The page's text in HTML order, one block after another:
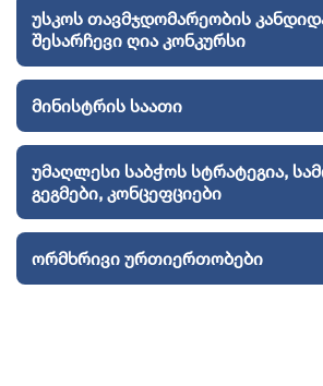
უსკოს თავმჯდომარეობის
შესარჩევი ღია კონკურსი
მინისტრის საათი
უმაღლესი საბჭოს სტრატეგია,
გეგმები, კონცეფციები
ორმხრივი ურთიერთობები